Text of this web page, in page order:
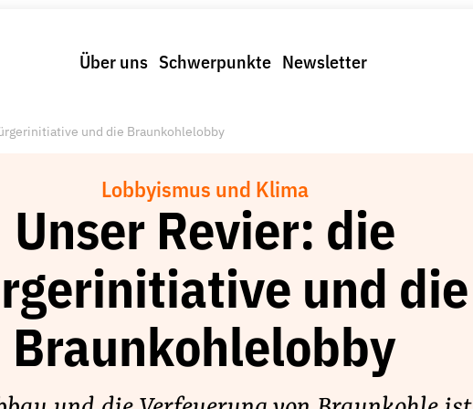
Über uns Schwerpunkte Newsletter
und die Braunkohlelobby
Lobbyismus und Klima
Unser Revier: die
und die
Braunkohlelobby